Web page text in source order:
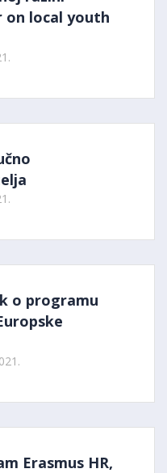
on local youth
o programu
Erasmus HR,